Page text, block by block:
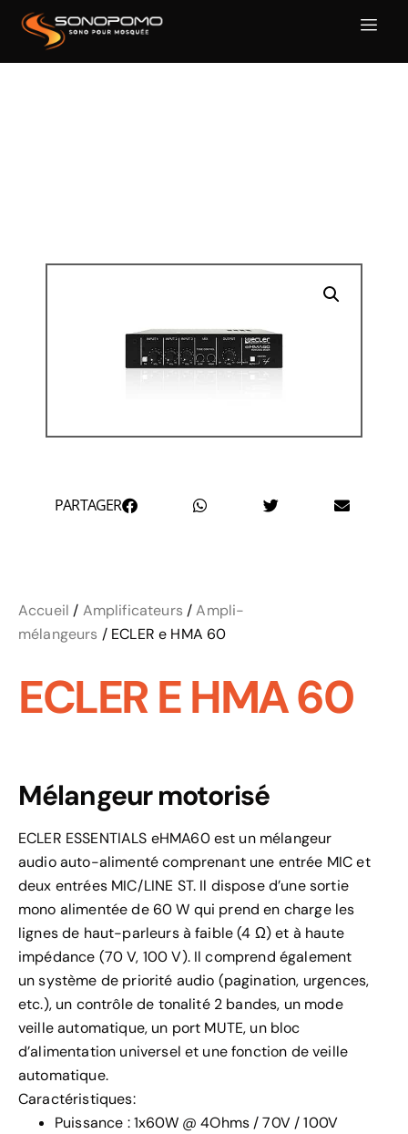
Accueil / Amplificateurs/Ampli-
mélangeurs / ECLER e HMA 60
ECLER E HMA 60
Mélangeur motorisé
ECLER ESSENTIALS eHMA60 est un mélangeur
audio auto-alimenté comprenant une entrée MIC et
deux entrées MIC/LINE ST. Il dispose d’une sortie
mono alimentée de 60 W qui prend en charge les
lignes de haut-parleurs à faible (4 Ω) et à haute
impédance (70 V, 100 V). Il comprend également
un système de priorité audio (pagination, urgences,
etc.), un contrôle de tonalité 2 bandes, un mode
veille automatique, un port MUTE, un bloc
d’alimentation universel et une fonction de veille
automatique.
Caractéristiques:
Puissance : 1x60W @ 4Ohms / 70V / 100V
PARTAGER